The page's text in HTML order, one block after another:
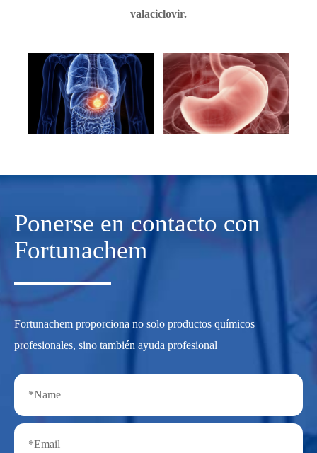
valaciclovir.
Ponerse en contacto con
Fortunachem
Fortunachem proporciona no solo productos químicos
profesionales, sino también ayuda profesional